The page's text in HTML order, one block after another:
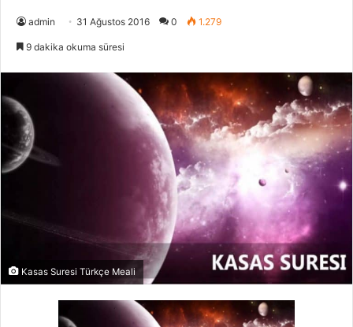
admin 31 Ağustos 2016 0 1.279
9 dakika okuma süresi
Kasas Suresi Türkçe Meali